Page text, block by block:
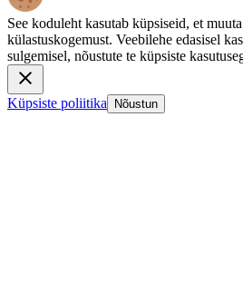
See koduleht kasutab küpsiseid, et
külastuskogemust. Veebilehe edasisel
sulgemisel, nõustute te küpsiste
Küpsiste poliitika Nõustun